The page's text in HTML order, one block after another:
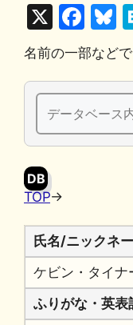
X
F
a
c
e
b
o
u
e
s
k
y
名前の一部など
検
索:
DB
TOP→
氏名/ニックネ
ケビン・タイナ
ふりがな・英表